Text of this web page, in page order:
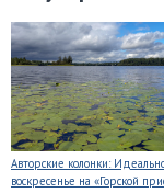
Авторские колонки:
воскресенье на «Горской